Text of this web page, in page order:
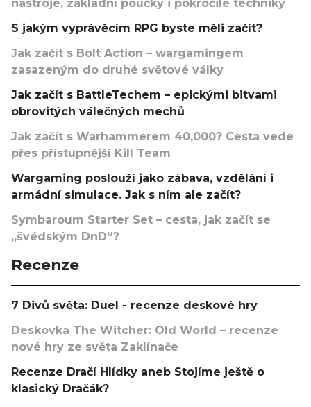
nástroje, základní poučky i pokročilé techniky
S jakým vyprávěcím RPG byste měli začít?
Jak začít s Bolt Action – wargamingem
zasazeným do druhé světové války
Jak začít s BattleTechem – epickými bitvami
obrovitých válečných mechů
Jak začít s Warhammerem 40,000? Cesta vede
přes přístupnější Kill Team
Wargaming poslouží jako zábava, vzdělání i
armádní simulace. Jak s ním ale začít?
Symbaroum Starter Set – cesta, jak začít se
„švédským DnD“?
Recenze
7 Divů světa: Duel - recenze deskové hry
Deskovka The Witcher: Old World – recenze
nové hry ze světa Zaklínače
Recenze Dračí Hlídky aneb Stojíme ještě o
klasický Dračák?